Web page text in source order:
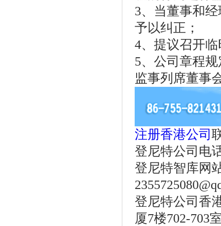
3、当董事和
予以纠正；
4、提议召开
5、公司章程
监事列席董事
注册香港公司
登尼特公司电
登尼特智库网
登尼特公司香
厦7楼702-703